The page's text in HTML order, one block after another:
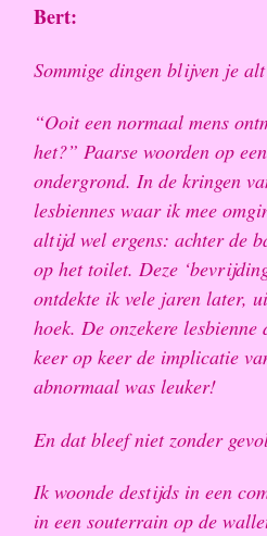
Bert:
Sommige dingen blijven je
“Ooit een normaal mens
het?” Paarse woorden op
ondergrond. In de kringen
lesbiennes waar ik mee
altijd wel ergens: achter de
op het toilet. Deze
ontdekte ik vele jaren later,
hoek. De onzekere
keer op keer de implicatie
abnormaal was leuker!
En dat bleef niet zonder
Ik woonde destijds in een
in een souterrain op de